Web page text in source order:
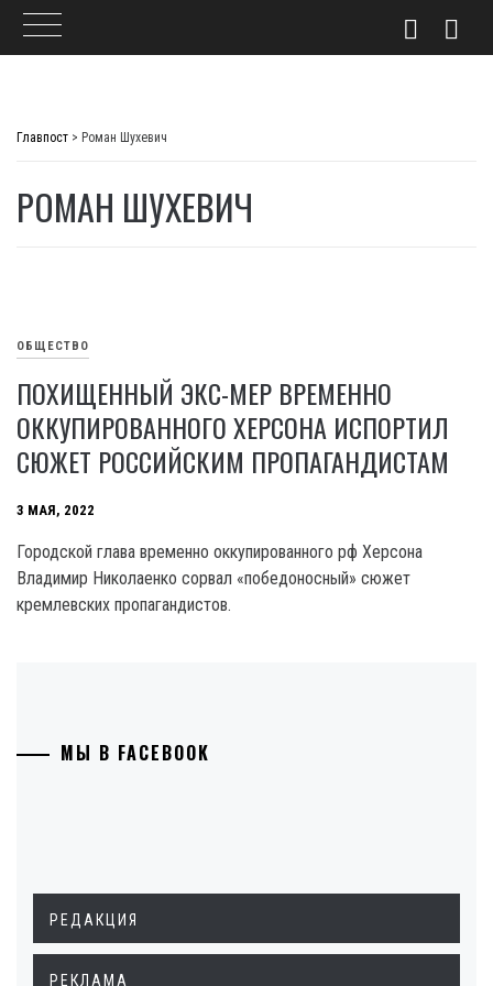
Главпост > Роман Шухевич
РОМАН ШУХЕВИЧ
ОБЩЕСТВО
ПОХИЩЕННЫЙ ЭКС-МЕР ВРЕМЕННО
ОККУПИРОВАННОГО ХЕРСОНА ИСПОРТИЛ
СЮЖЕТ РОССИЙСКИМ ПРОПАГАНДИСТАМ
3 МАЯ, 2022
Городской глава временно оккупированного рф Херсона
Владимир Николаенко сорвал «победоносный» сюжет
кремлевских пропагандистов.
МЫ В FACEBOOK
РЕДАКЦИЯ
РЕКЛАМА